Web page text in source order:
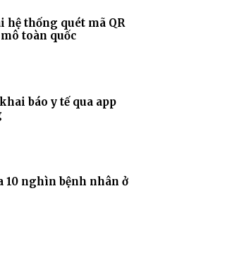
hệ thống quét mã QR
toàn quốc
báo y tế qua app
10 nghìn bệnh nhân ở